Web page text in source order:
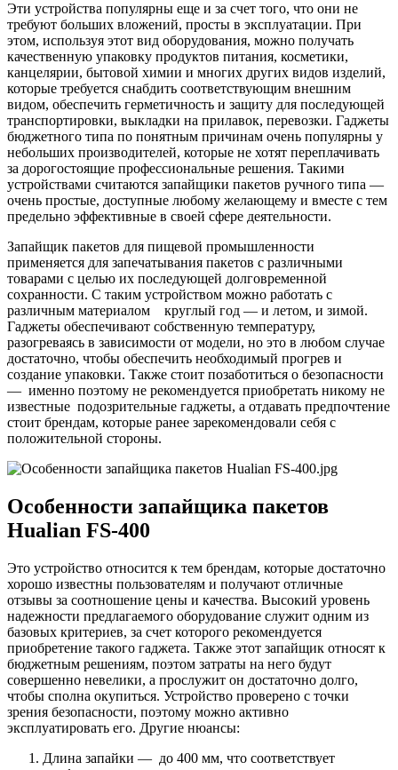
Эти устройства популярны еще и за счет того, что они не
требуют больших вложений, просты в эксплуатации. При
этом, используя этот вид оборудования, можно получать
качественную упаковку продуктов питания, косметики,
канцелярии, бытовой химии и многих других видов изделий,
которые требуется снабдить соответствующим внешним
видом, обеспечить герметичность и защиту для последующей
транспортировки, выкладки на прилавок, перевозки. Гаджеты
бюджетного типа по понятным причинам очень популярны у
небольших производителей, которые не хотят переплачивать
за дорогостоящие профессиональные решения. Такими
устройствами считаются запайщики пакетов ручного типа —
очень простые, доступные любому желающему и вместе с тем
предельно эффективные в своей сфере деятельности.
Запайщик пакетов для пищевой промышленности
применяется для запечатывания пакетов с различными
товарами с целью их последующей долговременной
сохранности. С таким устройством можно работать с
различным материалом круглый год — и летом, и зимой.
Гаджеты обеспечивают собственную температуру,
разогреваясь в зависимости от модели, но это в любом случае
достаточно, чтобы обеспечить необходимый прогрев и
создание упаковки. Также стоит позаботиться о безопасности
— именно поэтому не рекомендуется приобретать никому не
известные подозрительные гаджеты, а отдавать предпочтение
стоит брендам, которые ранее зарекомендовали себя с
положительной стороны.
Особенности запайщика пакетов
Hualian FS-400
Это устройство относится к тем брендам, которые достаточно
хорошо известны пользователям и получают отличные
отзывы за соотношение цены и качества. Высокий уровень
надежности предлагаемого оборудование служит одним из
базовых критериев, за счет которого рекомендуется
приобретение такого гаджета. Также этот запайщик относят к
бюджетным решениям, поэтом затраты на него будут
совершенно невелики, а прослужит он достаточно долго,
чтобы сполна окупиться. Устройство проверено с точки
зрения безопасности, поэтому можно активно
эксплуатировать его. Другие нюансы:
Длина запайки — до 400 мм, что соответствует